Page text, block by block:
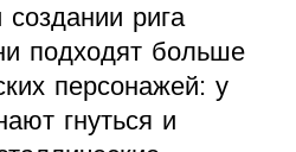
рига
подходят больше
персонажей: у
гнуться и